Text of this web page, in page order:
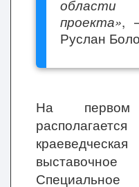
области
проекта»,
Руслан
На